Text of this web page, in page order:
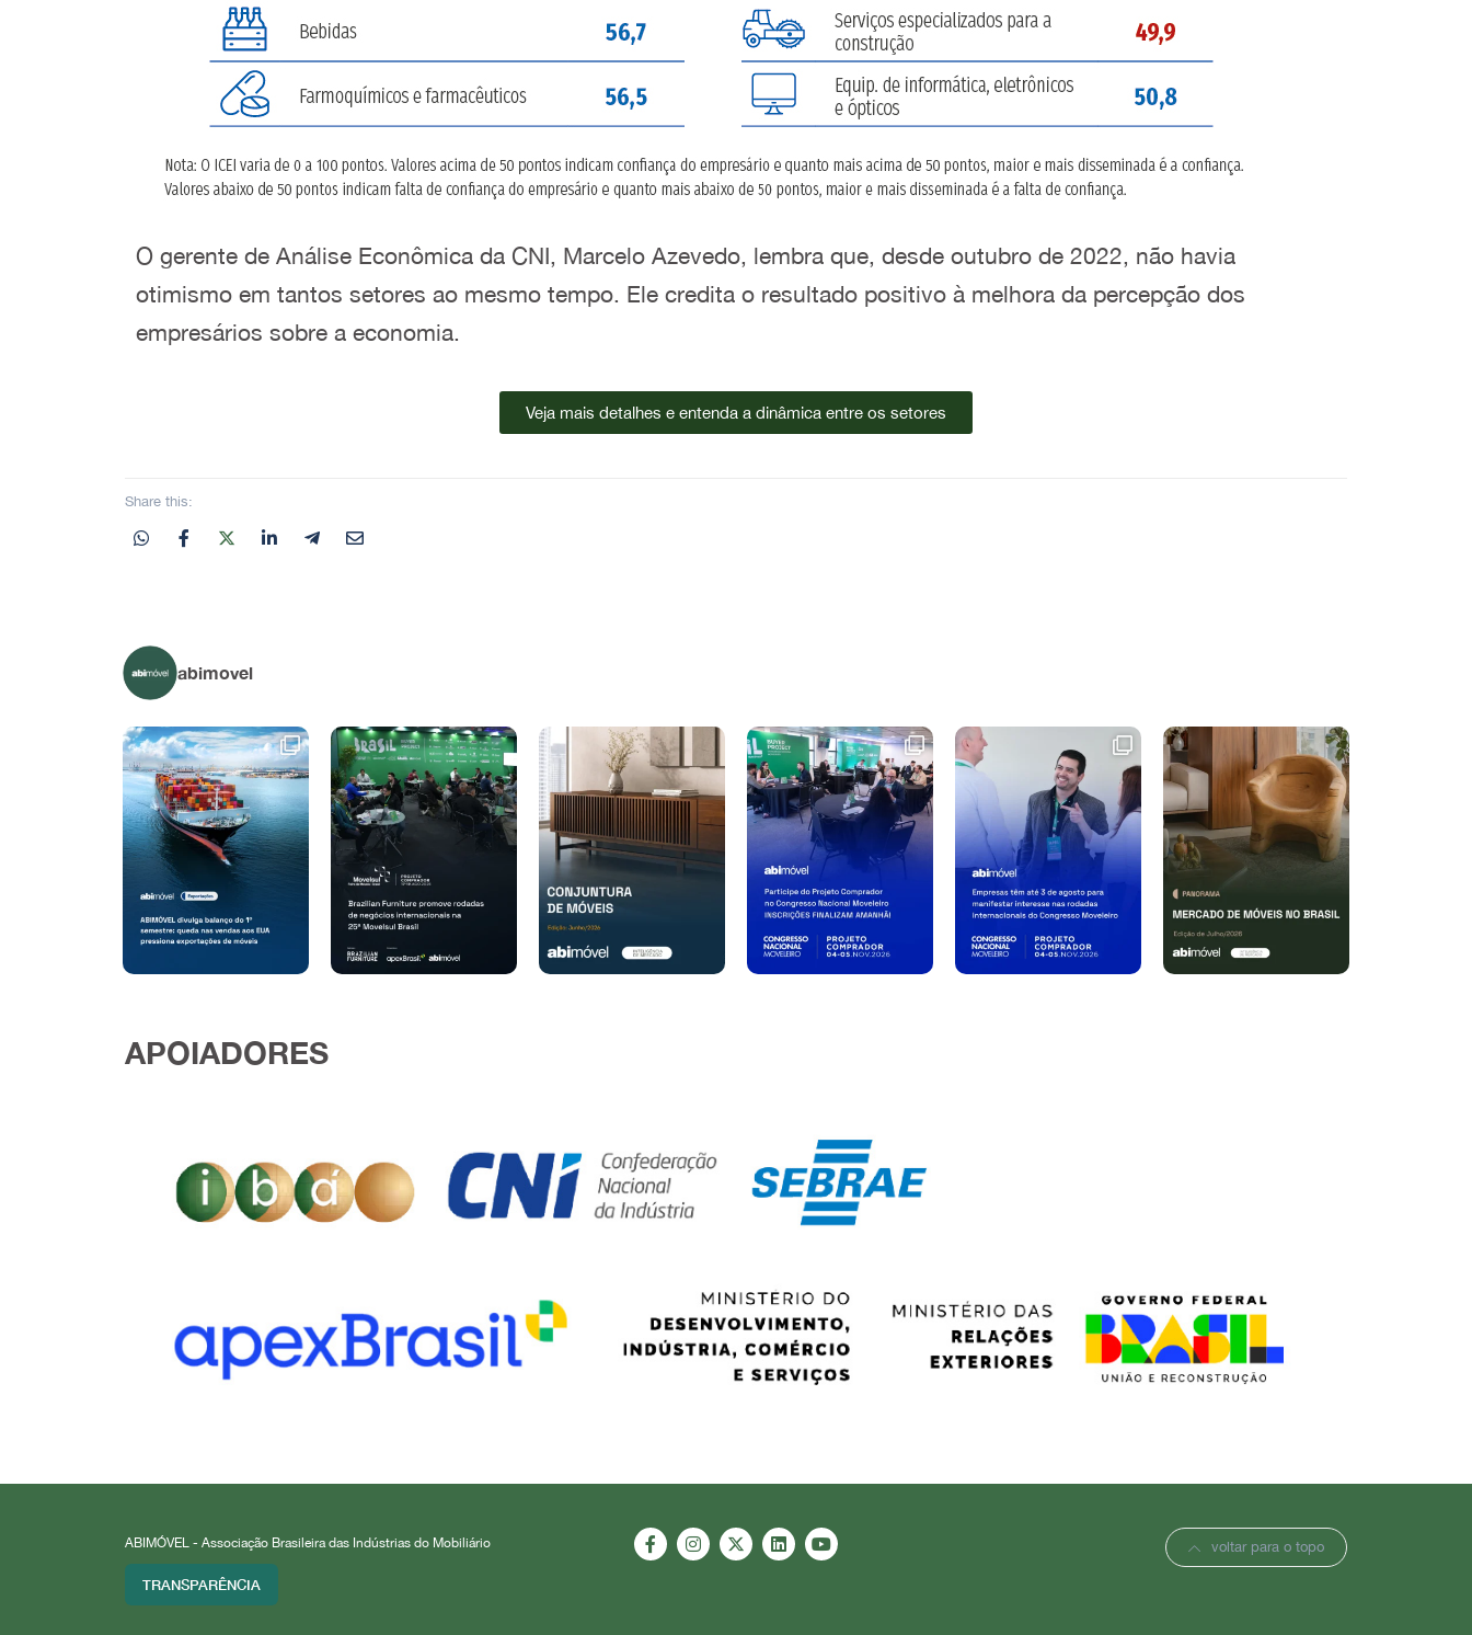
O gerente de Análise Econômica da CNI, Marcelo Azevedo, lembra que, desde outubro de 2022, não havia
otimismo em tantos setores ao mesmo tempo. Ele credita o resultado positivo à melhora da percepção dos
empresários sobre a economia.
Veja mais detalhes e entenda a dinâmica entre os setores
Share this:
abimovel
APOIADORES
ABIMÓVEL - Associação Brasileira das Indústrias do Mobiliário
TRANSPARÊNCIA
voltar para o topo